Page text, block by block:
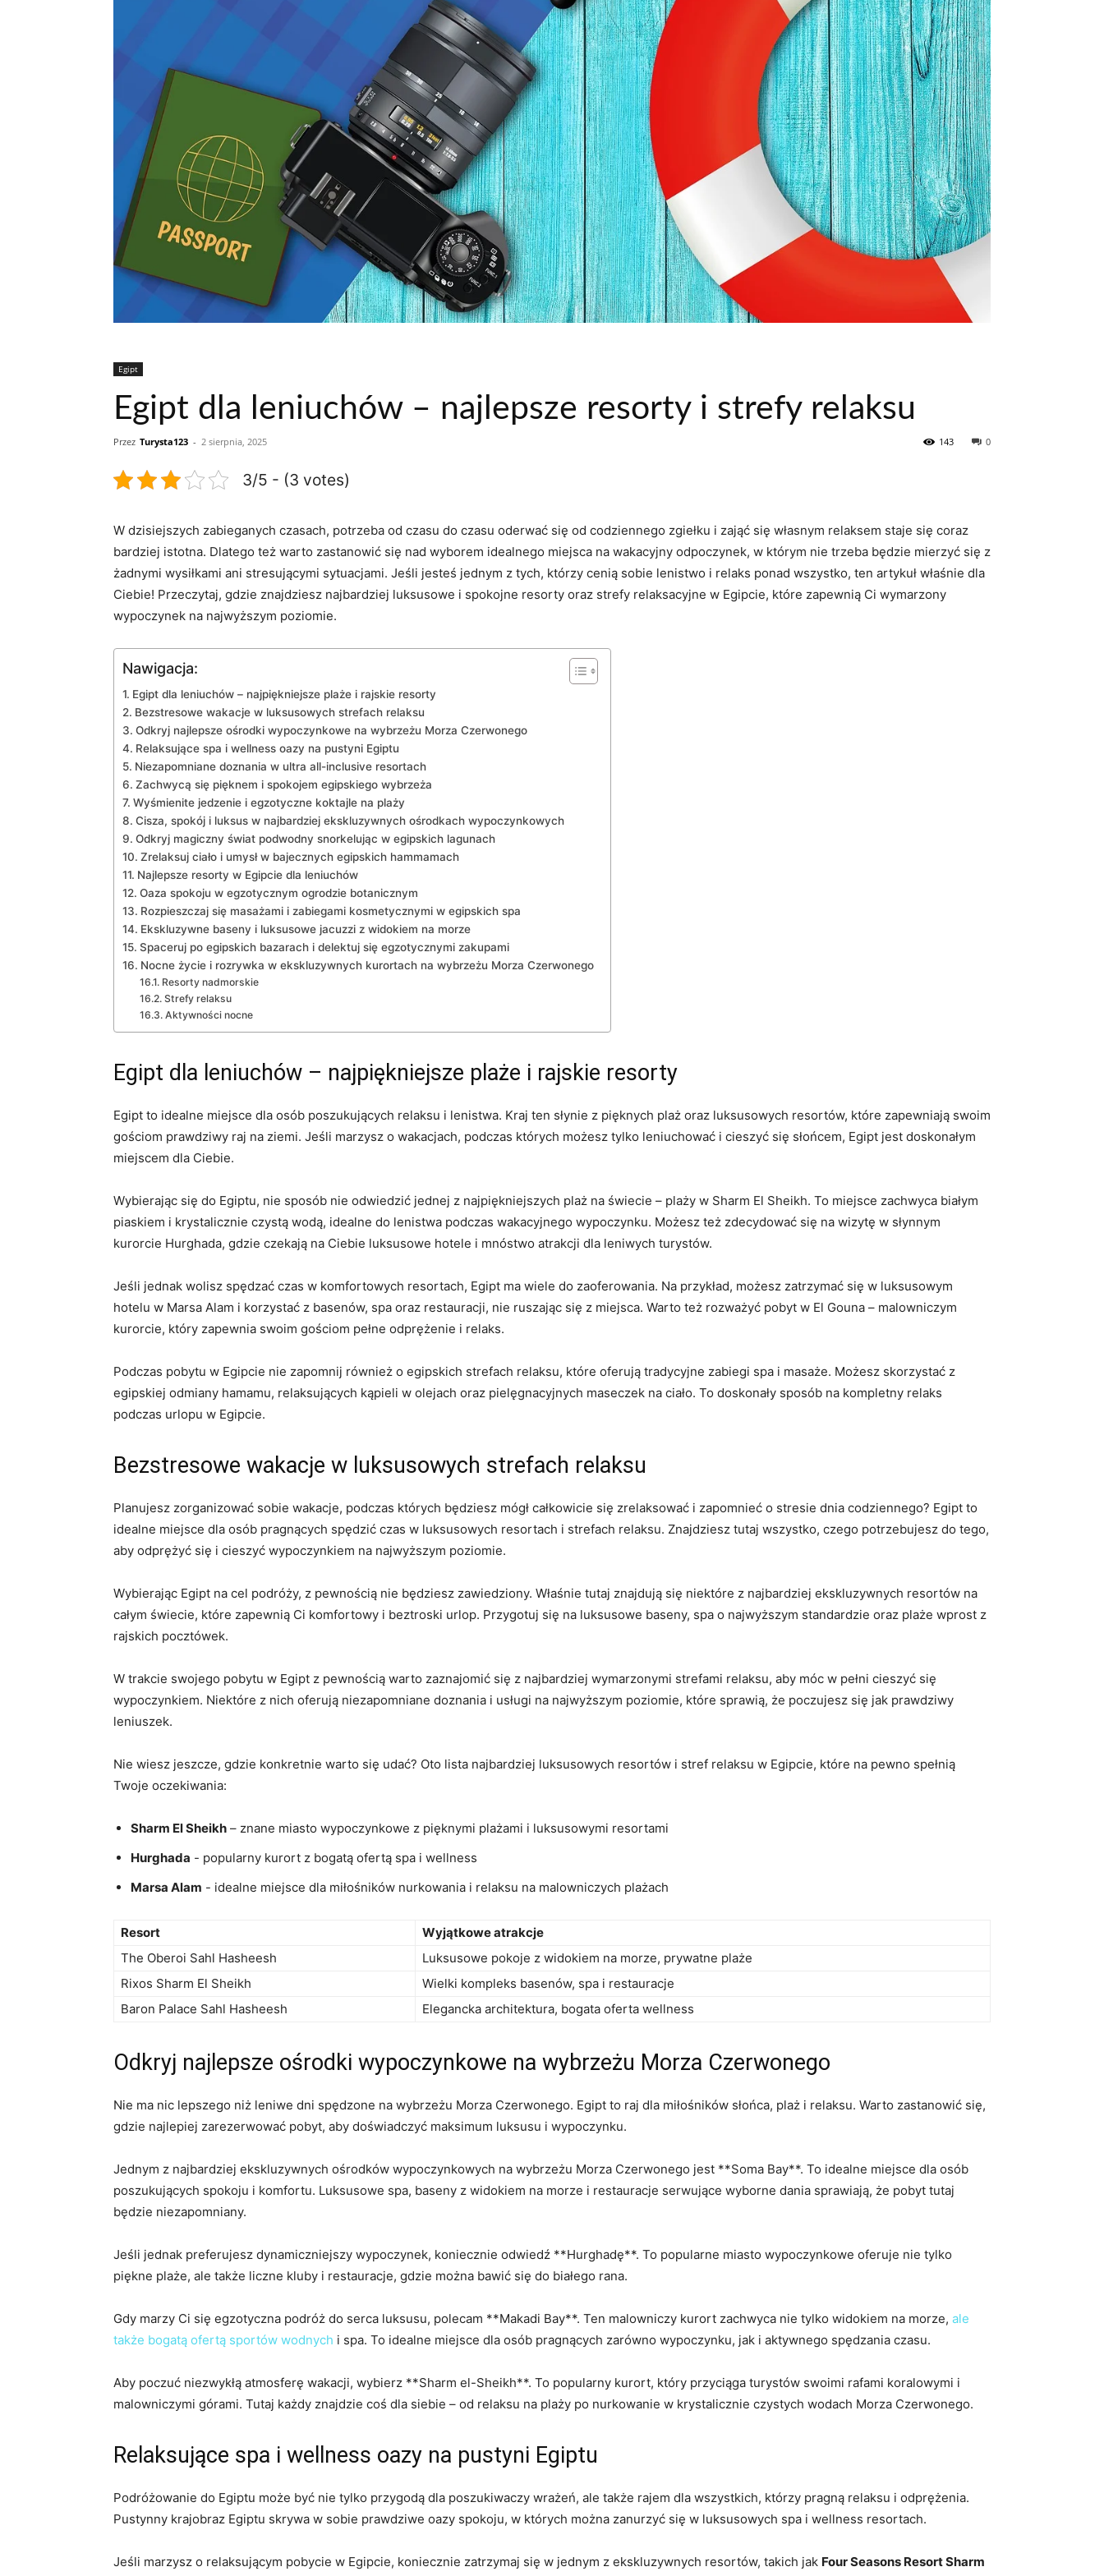
Egipt
Egipt dla leniuchów – najlepsze resorty i strefy relaksu
Przez Turysta123 - 2 sierpnia, 2025 0
143
3/5 - (3 votes)
W ⁤dzisiejszych zabieganych czasach, potrzeba‌ od czasu do‍ czasu⁢ oderwać ⁤się od​ codziennego zgiełku ⁢i zająć ​się własnym relaksem⁢ staje ⁢się ⁤coraz
bardziej istotna. Dlatego⁣ też warto⁢ zastanowić się nad​ wyborem idealnego miejsca ‌na wakacyjny odpoczynek, w którym nie trzeba‍ będzie mierzyć ​się z⁤
żadnymi wysiłkami⁢ ani⁤ stresującymi sytuacjami. Jeśli jesteś jednym z tych, którzy cenią sobie lenistwo i relaks ponad⁤ wszystko, ten artykuł właśnie dla
Ciebie! Przeczytaj, gdzie znajdziesz najbardziej luksusowe i spokojne⁤ resorty oraz ⁢strefy relaksacyjne w Egipcie, które zapewnią Ci wymarzony
wypoczynek⁤ na najwyższym poziomie.
Nawigacja:
Egipt ⁢dla leniuchów ⁣– najpiękniejsze ⁣plaże i rajskie resorty
Bezstresowe wakacje w luksusowych strefach relaksu
Odkryj‌ najlepsze ośrodki wypoczynkowe na wybrzeżu Morza Czerwonego
Relaksujące ⁢spa i wellness oazy ⁤na⁢ pustyni​ Egiptu
Niezapomniane doznania ⁢w ultra all-inclusive‍ resortach
Zachwycą się pięknem i spokojem egipskiego wybrzeża
Wyśmienite jedzenie i ⁢egzotyczne koktajle na ‍plaży
Cisza, ‌spokój‌ i‍ luksus w‌ najbardziej‌ ekskluzywnych ​ośrodkach⁣ wypoczynkowych
Odkryj magiczny świat podwodny snorkelując w egipskich lagunach
Zrelaksuj ciało i umysł w bajecznych⁢ egipskich ⁣hammamach
Najlepsze resorty w Egipcie ⁢dla⁣ leniuchów
Oaza ‍spokoju w⁤ egzotycznym ogrodzie ⁣botanicznym
Rozpieszczaj ⁢się masażami i zabiegami ⁢kosmetycznymi w egipskich spa
Ekskluzywne baseny ⁢i‍ luksusowe jacuzzi z widokiem na morze
Spaceruj po egipskich bazarach‍ i ⁣delektuj ‍się egzotycznymi ‌zakupami
Nocne życie i rozrywka ⁣w ekskluzywnych ⁢kurortach na wybrzeżu Morza ⁣Czerwonego
Resorty nadmorskie
Strefy relaksu
Aktywności nocne
Egipt ⁢dla leniuchów ⁣– najpiękniejsze ⁣plaże i rajskie resorty
Egipt ‌to idealne miejsce ‌dla osób poszukujących ​relaksu i lenistwa. Kraj​ ten słynie z pięknych plaż oraz ⁢luksusowych‍ resortów,‍ które zapewniają‍ swoim
gościom⁢ prawdziwy raj na ziemi. Jeśli marzysz o wakacjach, podczas których możesz ⁢tylko⁣ leniuchować ⁤i cieszyć się słońcem, Egipt jest ‌doskonałym⁤
miejscem dla Ciebie.
Wybierając się do Egiptu, nie sposób nie odwiedzić jednej z najpiękniejszych⁣ plaż​ na świecie – plaży ⁣w Sharm ‌El Sheikh. To miejsce zachwyca białym
piaskiem i‍ krystalicznie czystą⁢ wodą, idealne do lenistwa podczas wakacyjnego‌ wypoczynku. Możesz też zdecydować się na wizytę w słynnym
kurorcie Hurghada, gdzie czekają na ​Ciebie luksusowe hotele i mnóstwo atrakcji ⁣dla leniwych turystów.
Jeśli jednak​ wolisz spędzać ​czas w komfortowych‍ resortach, Egipt ma wiele do zaoferowania. Na ‍przykład, możesz zatrzymać się w luksusowym
hotelu w⁢ Marsa Alam i korzystać z basenów, spa oraz ⁣restauracji,⁤ nie ruszając się ‍z ⁤miejsca. ​Warto⁣ też rozważyć pobyt⁢ w El Gouna – malowniczym
kurorcie, ‍który zapewnia swoim gościom‍ pełne odprężenie i relaks.
Podczas pobytu w Egipcie‍ nie zapomnij również⁢ o egipskich ‌strefach relaksu, ‌które oferują tradycyjne zabiegi ‌spa i masaże.⁣ Możesz skorzystać‌ z
egipskiej odmiany hamamu, relaksujących ⁢kąpieli w olejach oraz pielęgnacyjnych maseczek ‌na ciało. To‍ doskonały sposób​ na kompletny relaks
podczas urlopu w ​Egipcie.
Bezstresowe wakacje w luksusowych strefach relaksu
Planujesz zorganizować sobie wakacje, podczas których będziesz mógł całkowicie się zrelaksować i zapomnieć o ‍stresie dnia codziennego? Egipt to‌
idealne miejsce dla ⁤osób pragnących spędzić​ czas w ​luksusowych resortach i⁢ strefach ⁢relaksu. Znajdziesz ​tutaj wszystko, czego ⁢potrzebujesz⁣ do tego,
aby odprężyć się i cieszyć wypoczynkiem ⁢na najwyższym poziomie.
Wybierając‌ Egipt na ⁤cel podróży, z⁣ pewnością nie⁣ będziesz zawiedziony. Właśnie tutaj znajdują się niektóre‌ z najbardziej ⁤ekskluzywnych resortów⁤ na ​
całym świecie,⁢ które zapewnią Ci⁢ komfortowy i beztroski urlop. Przygotuj się na luksusowe baseny, spa o⁤ najwyższym standardzie oraz plaże wprost z
rajskich pocztówek.
W trakcie⁢ swojego pobytu w⁢ Egipt z pewnością warto zaznajomić⁣ się z najbardziej wymarzonymi strefami relaksu, aby ⁢móc ⁤w pełni ⁤cieszyć się‍
wypoczynkiem. Niektóre z nich oferują niezapomniane‍ doznania i ​usługi ⁢na najwyższym poziomie, które sprawią,​ że poczujesz się ​jak prawdziwy
leniuszek.
Nie wiesz ⁤jeszcze, gdzie ⁣konkretnie‌ warto się udać? Oto ⁣lista ⁣najbardziej luksusowych resortów i​ stref relaksu w Egipcie, które ​na pewno‍ spełnią
Twoje oczekiwania:
Sharm El Sheikh – znane miasto⁣ wypoczynkowe z pięknymi plażami i luksusowymi resortami
Hurghada ⁣- ​popularny⁤ kurort ⁣z ⁤bogatą ofertą spa ‍i wellness
Marsa‌ Alam -‍ idealne miejsce dla miłośników nurkowania ⁣i⁢ relaksu⁤ na ⁢malowniczych plażach
Resort
Wyjątkowe ⁤atrakcje
The Oberoi Sahl Hasheesh
Luksusowe pokoje ⁤z widokiem na ‌morze, prywatne plaże
Rixos Sharm El Sheikh
Wielki kompleks‍ basenów, spa i restauracje
Baron ‌Palace​ Sahl Hasheesh
Elegancka architektura, ⁣bogata oferta wellness
Odkryj‌ najlepsze ośrodki wypoczynkowe na wybrzeżu Morza Czerwonego
Nie ma nic lepszego niż leniwe dni spędzone na wybrzeżu Morza Czerwonego. Egipt to‍ raj dla miłośników słońca, plaż i relaksu. Warto zastanowić się,
gdzie ⁤najlepiej zarezerwować pobyt, aby doświadczyć maksimum luksusu i wypoczynku.
Jednym z najbardziej ⁤ekskluzywnych ośrodków wypoczynkowych na wybrzeżu Morza ​Czerwonego jest **Soma Bay**. ⁢To idealne miejsce ⁣dla ⁣osób
poszukujących‌ spokoju i ​komfortu. Luksusowe spa,​ baseny z widokiem na morze i restauracje serwujące wyborne dania⁢ sprawiają, że pobyt tutaj
⁣będzie ​niezapomniany.
Jeśli jednak ​preferujesz dynamiczniejszy wypoczynek, koniecznie ⁢odwiedź ‌**Hurghadę**. To popularne miasto ‌wypoczynkowe oferuje nie ⁤tylko
piękne plaże, ale także liczne kluby ⁤i restauracje, gdzie⁣ można ‌bawić się do ​białego rana.
Gdy marzy Ci się egzotyczna podróż do serca luksusu, ​polecam **Makadi⁣ Bay**.⁢ Ten malowniczy kurort zachwyca ‌nie tylko widokiem ‌na morze, ale
także bogatą ofertą sportów wodnych i⁢ spa. To idealne miejsce⁢ dla osób pragnących zarówno wypoczynku,⁣ jak ⁣i aktywnego spędzania czasu.
Aby⁢ poczuć niezwykłą ‍atmosferę​ wakacji, wybierz **Sharm​ el-Sheikh**. ‌To ⁤popularny kurort, który ⁤przyciąga turystów swoimi rafami ​koralowymi i
malowniczymi górami. Tutaj‌ każdy znajdzie coś dla siebie ⁣– od relaksu na plaży​ po⁤ nurkowanie w krystalicznie czystych wodach Morza Czerwonego.
Relaksujące ⁢spa i wellness oazy ⁤na⁢ pustyni​ Egiptu
Podróżowanie do ​Egiptu⁢ może być ⁤nie tylko przygodą dla‌ poszukiwaczy ‍wrażeń, ale‌ także rajem dla wszystkich, którzy pragną relaksu i odprężenia.
Pustynny krajobraz ⁤Egiptu skrywa‌ w sobie ⁣prawdziwe oazy spokoju, w których⁣ można zanurzyć​ się ⁣w luksusowych spa ⁤i ​wellness resortach.
Jeśli marzysz o relaksującym pobycie w Egipcie, koniecznie zatrzymaj się w jednym⁤ z ekskluzywnych ⁢resortów, takich jak Four ‌Seasons⁢ Resort ‍Sharm